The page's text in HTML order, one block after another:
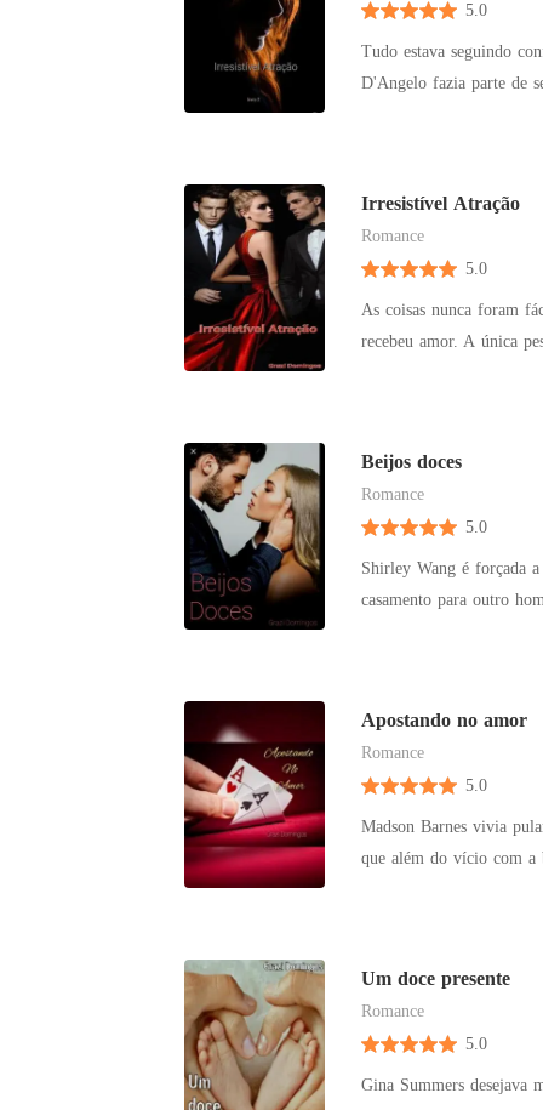
5.0
Tudo estava seguindo
D'Angelo fazia parte de
sua relação com o seu
sabendo que o coração
esquecer os melhores
Irresistível Atração
Romance
5.0
As coisas nunca foram
recebeu amor. A única
correspondido. Mas, ao
de Vincent, muito menos
Beijos doces
Romance
5.0
Shirley Wang é forçada
casamento para outro
e seu noivo, que
o que era muito pior!
Apostando no amor
Romance
5.0
Madson Barnes vivia
que além do vício com a
Um doce presente
Romance
5.0
Gina Summers desejava